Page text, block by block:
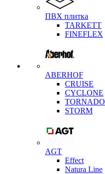
ПВХ плитка
TARKETT
FINEFLEX
ABERHOF
CRUISE
CYCLONE
TORNADO
STORM
AGT
Effect
Natura Line